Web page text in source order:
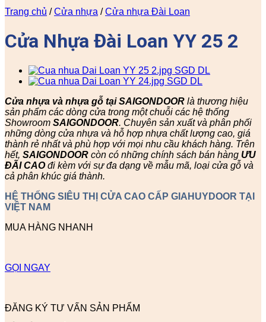
Trang chủ / Cửa nhựa / Cửa nhựa Đài Loan
Cửa Nhựa Đài Loan YY 25 2
Cửa nhựa và nhựa gỗ tại SAIGONDOOR là thương hiệu
sản phẩm các dòng cửa trong một chuỗi các hệ thống
Showroom SAIGONDOOR. Chuyên sản xuất và phân phối
những dòng cửa nhựa và hỗ hợp nhựa chất lượng cao, giá
thành rẻ nhất và phù hợp với mọi nhu cầu khách hàng. Trên
hết, SAIGONDOOR còn có những chính sách bán hàng ƯU
ĐÃI CAOđi kèm với sự đa dạng về mẫu mã, loại cửa gỗ và
cả phân khúc giá thành.
HỆ THỐNG SIÊU THỊ CỬA CAO CẤP GIAHUYDOOR TẠI
VIỆT NAM
MUA HÀNG NHANH
GỌI NGAY
ĐĂNG KÝ TƯ VẤN SẢN PHẨM